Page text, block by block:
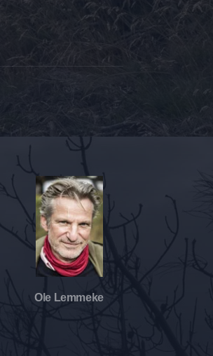
Ole Lemmeke